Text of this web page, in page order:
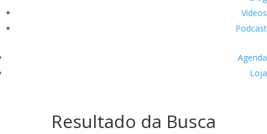
Vídeos
Podcast
Agenda
Loja
Resultado da Busca